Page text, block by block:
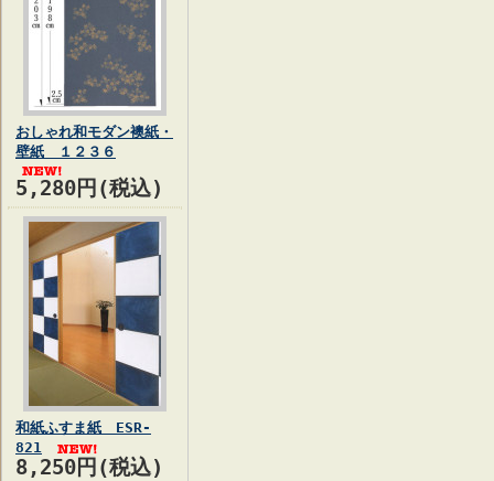
おしゃれ和モダン襖紙・
壁紙 １２３６
5,280円(税込)
和紙ふすま紙 ESR-
821
8,250円(税込)